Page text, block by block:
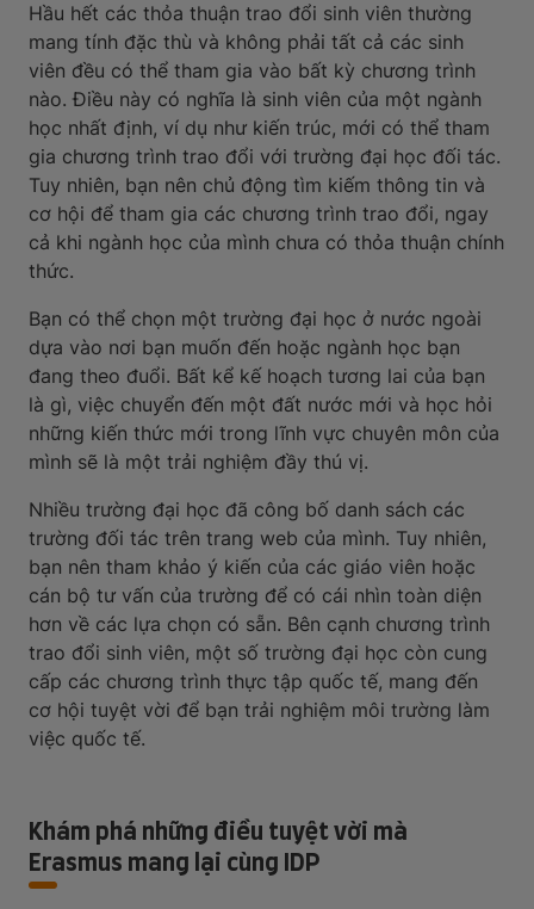
Hầu hết các thỏa thuận trao đổi sinh viên thường
mang tính đặc thù và không phải tất cả các sinh
viên đều có thể tham gia vào bất kỳ chương trình
nào. Điều này có nghĩa là sinh viên của một ngành
học nhất định, ví dụ như kiến trúc, mới có thể tham
gia chương trình trao đổi với trường đại học đối tác.
Tuy nhiên, bạn nên chủ động tìm kiếm thông tin và
cơ hội để tham gia các chương trình trao đổi, ngay
cả khi ngành học của mình chưa có thỏa thuận chính
thức.
Bạn có thể chọn một trường đại học ở nước ngoài
dựa vào nơi bạn muốn đến hoặc ngành học bạn
đang theo đuổi. Bất kể kế hoạch tương lai của bạn
là gì, việc chuyển đến một đất nước mới và học hỏi
những kiến thức mới trong lĩnh vực chuyên môn của
mình sẽ là một trải nghiệm đầy thú vị.
Nhiều trường đại học đã công bố danh sách các
trường đối tác trên trang web của mình. Tuy nhiên,
bạn nên tham khảo ý kiến của các giáo viên hoặc
cán bộ tư vấn của trường để có cái nhìn toàn diện
hơn về các lựa chọn có sẵn. Bên cạnh chương trình
trao đổi sinh viên, một số trường đại học còn cung
cấp các chương trình thực tập quốc tế, mang đến
cơ hội tuyệt vời để bạn trải nghiệm môi trường làm
việc quốc tế.
Khám phá những điều tuyệt vời mà
Erasmus mang lại cùng IDP